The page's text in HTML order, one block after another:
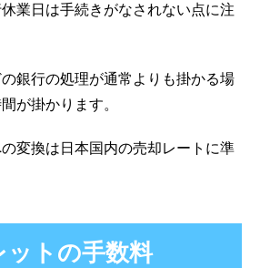
業日は手続きがなされない点に注
銀行の処理が通常よりも掛かる場
が掛かります。
変換は日本国内の売却レートに準
トの手数料